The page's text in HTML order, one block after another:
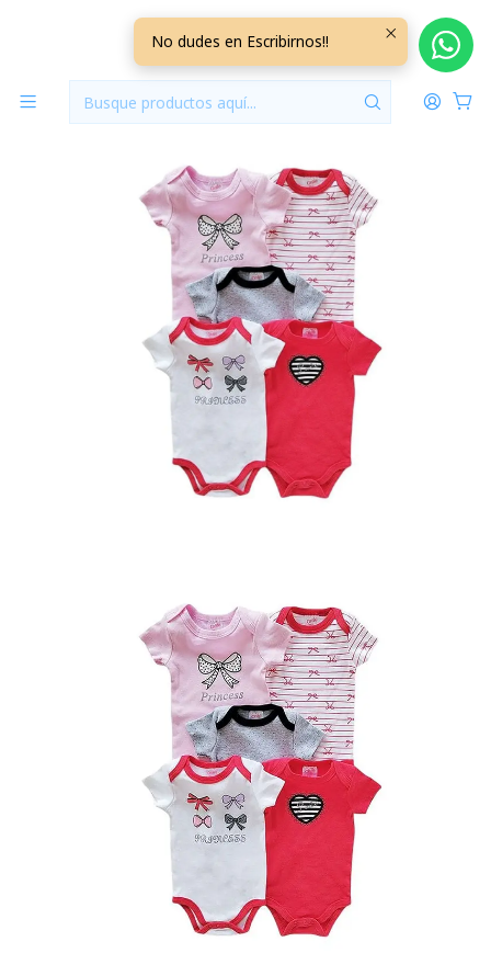
Vestuario 18/24 Meses 18/24 Meses Niña
Set 5 Bodys Manga Corta 24 Meses 24BMC511
No dudes en Escribirnos!!